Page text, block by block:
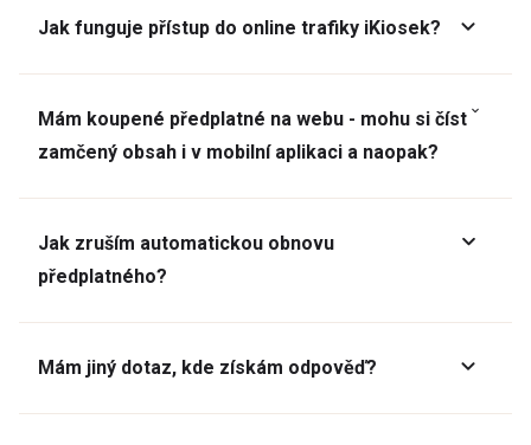
Jak funguje přístup do online trafiky iKiosek?
Mám koupené předplatné na webu - mohu si číst
zamčený obsah i v mobilní aplikaci a naopak?
Jak zruším automatickou obnovu
předplatného?
Mám jiný dotaz, kde získám odpověď?